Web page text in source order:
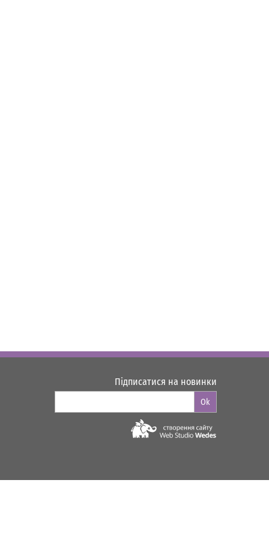
Підписатися на новинки
Ok